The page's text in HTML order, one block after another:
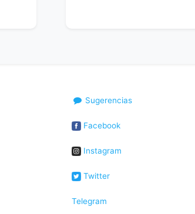
Sugerencias
Facebook
Instagram
Twitter
Telegram